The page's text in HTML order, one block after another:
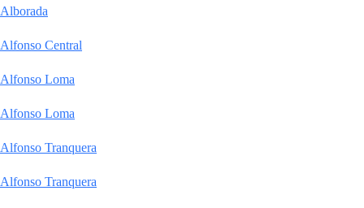
Alborada
Alfonso Central
Alfonso Loma
Alfonso Loma
Alfonso Tranquera
Alfonso Tranquera